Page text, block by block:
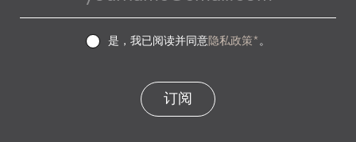
是，我已阅读并同意隐私政策* 。
订阅